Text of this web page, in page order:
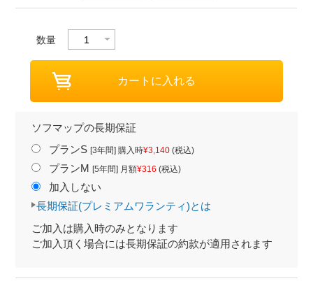
数量
ソフマップの長期保証
プランS [3年間] 購入時¥3,140(税込)
プランM [5年間] 月額¥316 (税込)
加入しない
長期保証(プレミアムワランティ)とは
ご加入は購入時のみとなります
ご加入頂く場合には長期保証の約款が適用されます